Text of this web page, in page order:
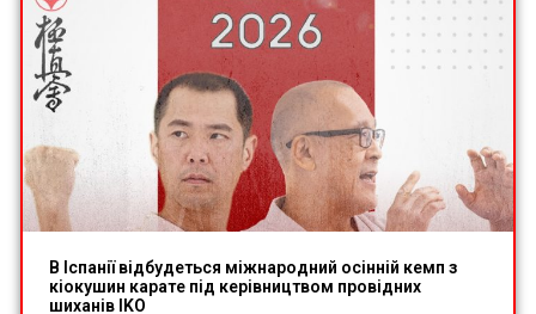
В Іспанії відбудеться міжнародний осінній кемп з
кіокушин карате під керівництвом провідних
шиханів IKO